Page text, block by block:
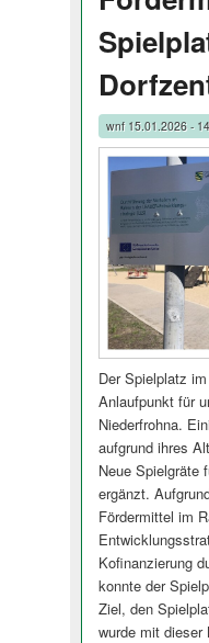
wnf15.01.2026 -
Der Spielplatz
Anlaufpunkt für
Niederfrohna.
aufgrund ihres
Neue Spielgräte
ergänzt.
Fördermittel im
Kofinanzierung
konnte der
Ziel, den
wurde mit dieser